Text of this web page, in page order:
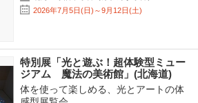
2026年7月5日(日)～9月12日(土)
特別展「光と遊ぶ！超体験型ミュー
ジアム 魔法の美術館」(北海道)
体を使って楽しめる、光とアートの体